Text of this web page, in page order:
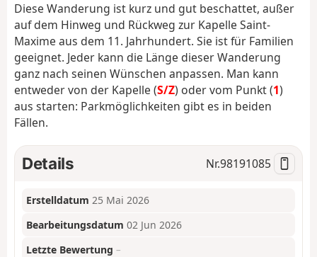
a
i
Diese Wanderung ist kurz und gut beschattet, außer
auf dem Hinweg und Rückweg zur Kapelle Saint-
Maxime aus dem 11. Jahrhundert. Sie ist für Familien
geeignet. Jeder kann die Länge dieser Wanderung
ganz nach seinen Wünschen anpassen. Man kann
entweder von der Kapelle (S/Z) oder vom Punkt (1)
aus starten: Parkmöglichkeiten gibt es in beiden
Fällen.
Details Nr.98191085
Erstelldatum 25 Mai 2026
Bearbeitungsdatum 02 Jun 2026
Letzte Bewertung –